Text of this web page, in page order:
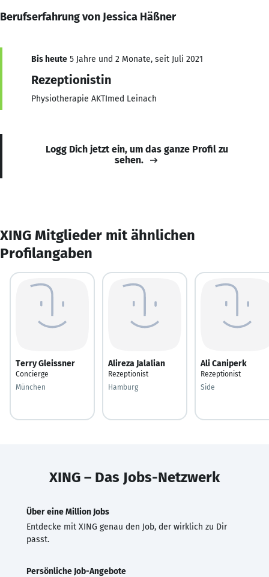
Berufserfahrung von Jessica Häßner
Bis heute 5 Jahre und 2 Monate, seit Juli 2021
Rezeptionistin
Physiotherapie AKTImed Leinach
Logg Dich jetzt ein, um das ganze Profil zu
sehen.
XING Mitglieder mit ähnlichen
Profilangaben
Terry Gleissner
Concierge
München
Alireza Jalalian
Rezeptionist
Hamburg
Ali Caniperk
Rezeptionist
Side
XING – Das Jobs-Netzwerk
Über eine Million Jobs
Entdecke mit XING genau den Job, der wirklich zu Dir
passt.
Persönliche Job-Angebote